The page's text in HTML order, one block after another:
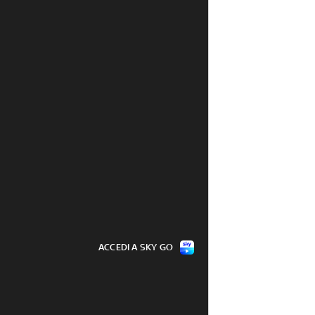
ACCEDI A SKY GO